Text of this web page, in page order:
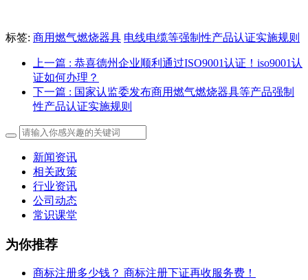
标签: 商用燃气燃烧器具 电线电缆等强制性产品认证实施规则
上一篇 : 恭喜德州企业顺利通过ISO9001认证！iso9001认
证如何办理？
下一篇 : 国家认监委发布商用燃气燃烧器具等产品强制
性产品认证实施规则
新闻资讯
相关政策
行业资讯
公司动态
常识课堂
为你推荐
商标注册多少钱？ 商标注册下证再收服务费！